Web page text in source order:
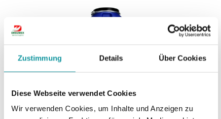
Zustimmung Details Über Cookies
Diese Webseite verwendet Cookies
Wir verwenden Cookies, um Inhalte und Anzeigen zu